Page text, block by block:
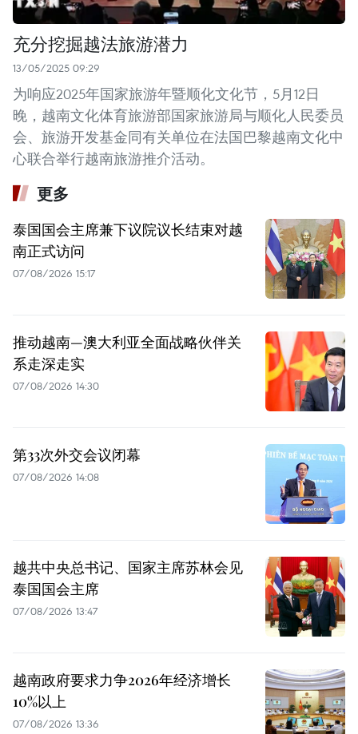
充分挖掘越法旅游潜力
13/05/2025 09:29
为响应2025年国家旅游年暨顺化文化节，5月12日
晚，越南文化体育旅游部国家旅游局与顺化人民委员
会、旅游开发基金同有关单位在法国巴黎越南文化中
心联合举行越南旅游推介活动。
更多
泰国国会主席兼下议院议长结束对越
南正式访问
07/08/2026 15:17
推动越南—澳大利亚全面战略伙伴关
系走深走实
07/08/2026 14:30
第33次外交会议闭幕
07/08/2026 14:08
越共中央总书记、国家主席苏林会见
泰国国会主席
07/08/2026 13:47
越南政府要求力争2026年经济增长
10%以上
07/08/2026 13:36